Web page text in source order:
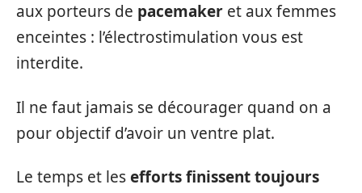
aux porteurs de pacemaker et aux femmes
enceintes : l’électrostimulation vous est
interdite.
Il ne faut jamais se décourager quand on a
pour objectif d’avoir un ventre plat.
Le temps et lesefforts finissent toujours